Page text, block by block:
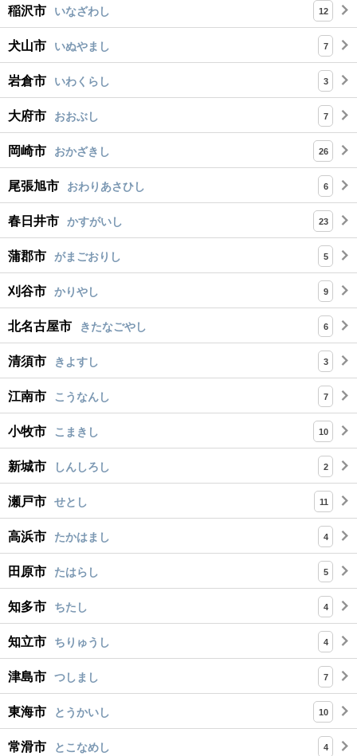
稲沢市 いなざわし 12
犬山市 いぬやまし 7
岩倉市 いわくらし 3
大府市 おおぶし 7
岡崎市 おかざきし 26
尾張旭市 おわりあさひし 6
春日井市 かすがいし 23
蒲郡市 がまごおりし 5
刈谷市 かりやし 9
北名古屋市 きたなごやし 6
清須市 きよすし 3
江南市 こうなんし 7
小牧市 こまきし 10
新城市 しんしろし 2
瀬戸市 せとし 11
高浜市 たかはまし 4
田原市 たはらし 5
知多市 ちたし 4
知立市 ちりゅうし 4
津島市 つしまし 7
東海市 とうかいし 10
常滑市 とこなめし 4